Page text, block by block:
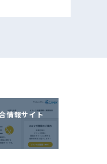
情報サイト